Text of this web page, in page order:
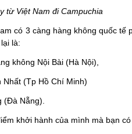
từ Việt Nam đi Campuchia
có 3 càng hàng không quốc tế
là:
không Nội Bài (Hà Nội),
Nhất (Tp Hồ Chí Minh)
(Đà Nẵng).
khởi hành của mình mà bạn